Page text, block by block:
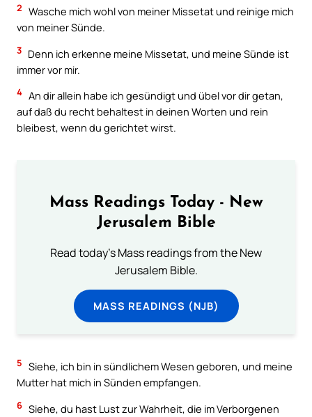
2 Wasche mich wohl von meiner Missetat und reinige mich
von meiner Sünde.
3 Denn ich erkenne meine Missetat, und meine Sünde ist
immer vor mir.
4 An dir allein habe ich gesündigt und übel vor dir getan,
auf daß du recht behaltest in deinen Worten und rein
bleibest, wenn du gerichtet wirst.
Mass Readings Today - New
Jerusalem Bible
Read today's Mass readings from the New
Jerusalem Bible.
MASS READINGS (NJB)
5 Siehe, ich bin in sündlichem Wesen geboren, und meine
Mutter hat mich in Sünden empfangen.
6 Siehe, du hast Lust zur Wahrheit, die im Verborgenen